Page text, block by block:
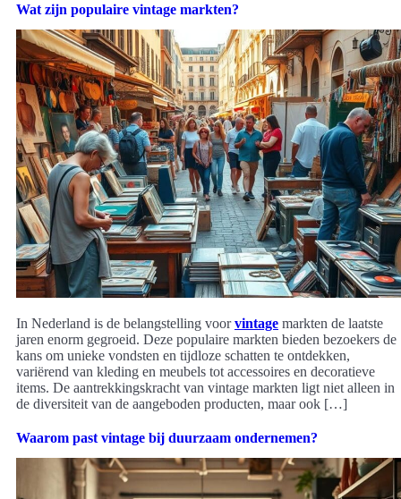
Wat zijn populaire vintage markten?
In Nederland is de belangstelling voorvintage markten de laatste
jaren enorm gegroeid. Deze populaire markten bieden bezoekers de
kans om unieke vondsten en tijdloze schatten te ontdekken,
variërend van kleding en meubels tot accessoires en decoratieve
items. De aantrekkingskracht van vintage markten ligt niet alleen in
de diversiteit van de aangeboden producten, maar ook […]
Waarom past vintage bij duurzaam ondernemen?